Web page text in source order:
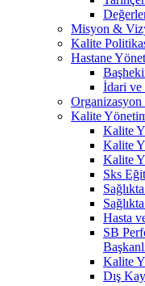
Misyon &
Kalite
Hastane
İdari
Organizasyon
Kalite
Kalite
Kalite
Kalite
Sks
Hasta
SB
Kalite
Dış